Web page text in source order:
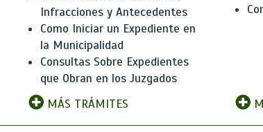
Infracciones y Antecedentes
Como Iniciar un Expediente en
la Municipalidad
Consultas Sobre Expedientes
que Obran en los Juzgados
MÁS TRÁMITES